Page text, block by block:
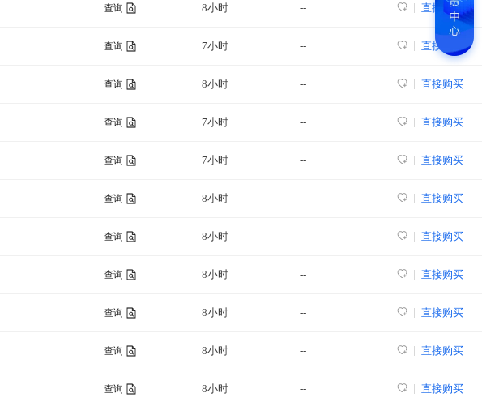
查询 8小时 -- 直接购买
查询 7小时 -- 直接购买
查询 8小时 -- 直接购买
查询 7小时 -- 直接购买
查询 7小时 -- 直接购买
查询 8小时 -- 直接购买
查询 8小时 -- 直接购买
查询 8小时 -- 直接购买
查询 8小时 -- 直接购买
查询 8小时 -- 直接购买
查询 8小时 -- 直接购买